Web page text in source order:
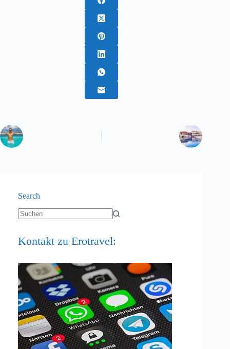
Search
Kontakt zu Erotravel: